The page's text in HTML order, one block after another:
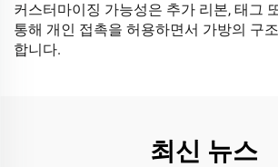
커스터마이징 가능성은 추가 리본, 태그
통해 개인 접촉을 허용하면서 가방의 구
합니다.
최신 뉴스